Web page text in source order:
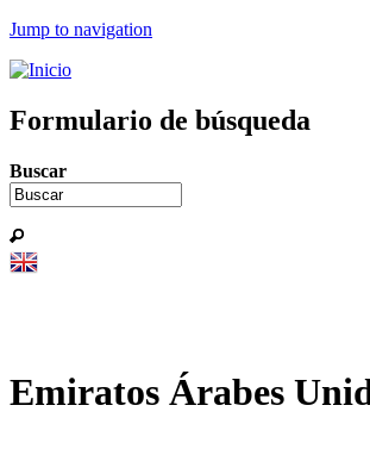
Jump to navigation
Formulario de búsqueda
Buscar
Emiratos Árabes